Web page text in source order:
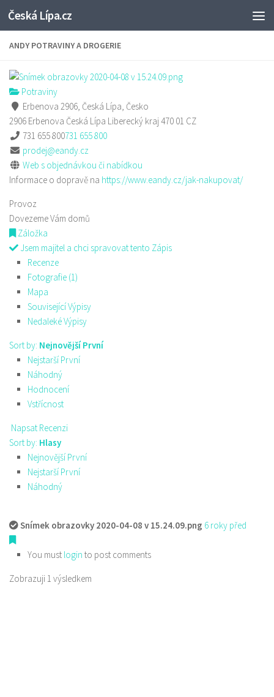
Skip to content
Česká Lípa.cz
ANDY POTRAVINY A DROGERIE
Potraviny
Erbenova 2906, Česká Lípa, Česko
2906 Erbenova Česká Lípa Liberecký kraj470 01 CZ
731 655 800731 655 800
prodej@eandy.cz
Web s objednávkou či nabídkou
Informace o dopravě na https://www.eandy.cz/jak-nakupovat/
Provoz
Dovezeme Vám domů
Záložka
Jsem majitel a chci spravovat tento Zápis
Recenze
Fotografie (1)
Mapa
Související Výpisy
Nedaleké Výpisy
Sort by: Nejnovější První
Nejstarší První
Náhodný
Hodnocení
Vstřícnost
Napsat Recenzi
Sort by: Hlasy
Nejnovější První
Nejstarší První
Náhodný
Snímek obrazovky 2020-04-08 v 15.24.09.png 6 roky před
You must login to post comments
Zobrazuji 1 výsledkem